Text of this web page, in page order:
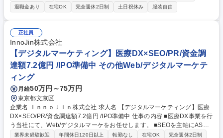
信しています。 ご入社後はオウンドメディアの戦略策定や、戦略実現に向
けた企画立案・制作・運用を様々な立場で、ご経験に応じて下記の業務を
担っていただきます。 ■SEO対策やWebコンテンツの企画、各種LPの企画
■デザイン業務：IllustratorやPhotoshopを用いた画像編集や修正 ■SNS向
けリールやショート動画等の企画・制作 募集職種 【Webディレクター】
オウンドメディアのコンテンツ企画・マーケティング等
退職金あり
在宅OK 完全週休2日制 土日祝休み 服装自由
正社員
InnoJin株式会社
【デジタルマーケティング】医療DX×SEO/PR/資金調
達額7.2億円 /IPO準備中 その他Web/デジタルマーケテ
ィング
月給50万円～75万円
東京都文京区
企業名 ＩｎｎｏＪｉｎ株式会社 求人名 【デジタルマーケティング】医療
DX×SEO/PR/資金調達額7.2億円 /IPO準備中 仕事の内容 ■医療DX事業を行
う当社にて、Web/デジタルマーケをお任せします。 ■SEOを主軸にAS
O・広告運用・PRを設計/実行 ■受診数増をKPIに、効果測定・改善を推進
業界未経験歓迎 年間休日120日以上 転勤なし 在宅OK
完全週休2日制